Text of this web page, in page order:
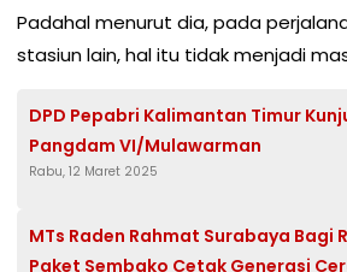
Padahal menurut dia, pada
stasiun lain, hal itu tidak menjadi
DPD Pepabri Kalimantan Timur
Pangdam VI/Mulawarman
Rabu, 12 Maret 2025
MTs Raden Rahmat Surabaya Bagi
Paket Sembako Cetak Generasi